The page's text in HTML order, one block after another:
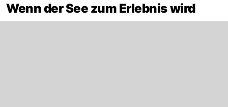
Wenn der See zum Erlebnis wird